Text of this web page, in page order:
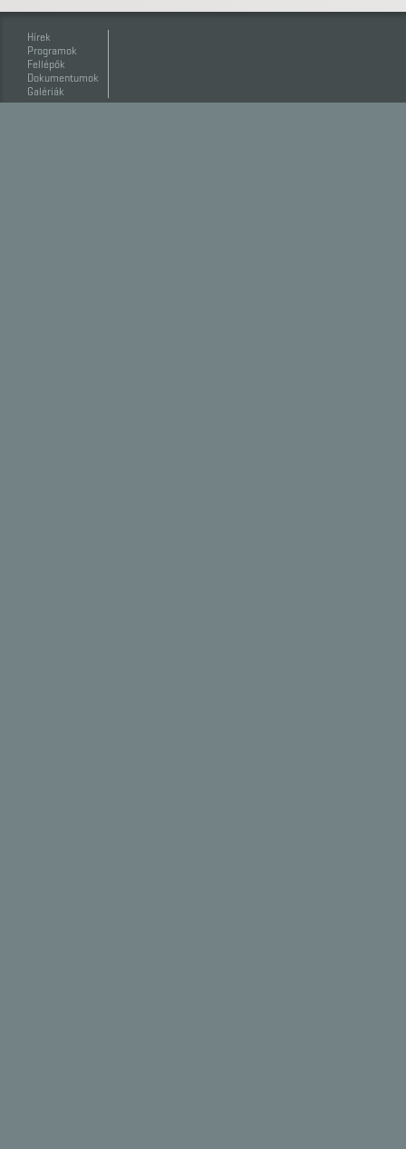
Hírek
Programok
Fellépők
Dokumentumok
Galériák